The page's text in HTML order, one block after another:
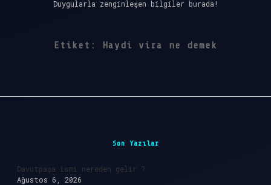
Yasal Uyarı
Duygularla zenginleşen bilgiler burada!
Etiket: Haydi vira ne demek
Son Yazılar
Davutpaşa ismi nereden gelir ?
Ağustos 6, 2026